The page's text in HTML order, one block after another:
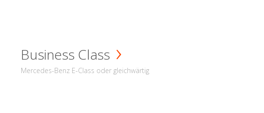
Business Class
Mercedes-Benz E-Class oder gleichwärtig